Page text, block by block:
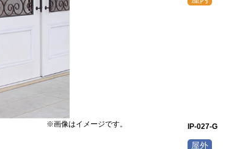
※画像はイメージです。 IP-027-G